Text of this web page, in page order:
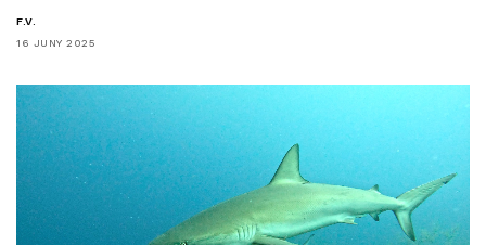
F.V.
16 JUNY 2025